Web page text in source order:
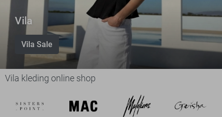
Vila
Vila Sale
Vila kleding online shop